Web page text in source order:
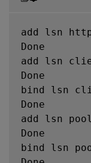
add lsn
Done
add lsn
Done
bind lsn
Done
add lsn
Done
bind lsn